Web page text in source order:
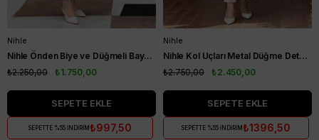
Nihle
Nihle Önden Biye ve Düğmeli Bayan Kap Camel
₺1.750,00
₺2.250,00
SEPETE EKLE
SEPETTE %55 İNDİRİM ₺997,50
Nihle
Nihle Kol Uçları Metal Düğme Detaylı Bayan Kap İndigo
₺2.450,00
₺2.750,00
SEPETE EKLE
SEPETTE %55 İNDİRİM ₺1396,50